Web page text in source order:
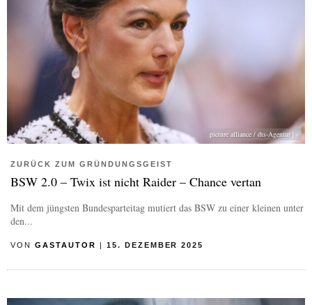
picture alliance / dts-Agentur | -
ZURÜCK ZUM GRÜNDUNGSGEIST
BSW 2.0 – Twix ist nicht Raider – Chance vertan
Mit dem jüngsten Bundesparteitag mutiert das BSW zu einer kleinen unter
den...
VON GASTAUTOR | 15. DEZEMBER 2025